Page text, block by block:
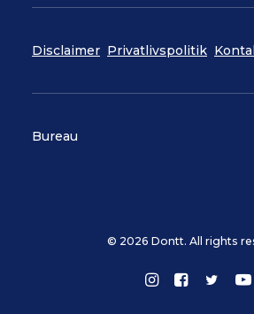
Disclaimer Privatlivspolitik
Bureau
© 2026 Dontt. All rights